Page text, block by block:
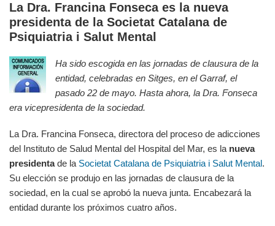
La Dra. Francina Fonseca es la nueva
presidenta de la Societat Catalana de
Psiquiatria i Salut Mental
Ha sido escogida en las jornadas de clausura de la
entidad, celebradas en Sitges, en el Garraf, el
pasado 22 de mayo. Hasta ahora, la Dra. Fonseca
era vicepresidenta de la sociedad.
La Dra. Francina Fonseca, directora del proceso de adicciones
del Instituto de Salud Mental del Hospital del Mar, es la nueva
presidentade la Societat Catalana de Psiquiatria i Salut Mental.
Su elección se produjo en las jornadas de clausura de la
sociedad, en la cual se aprobó la nueva junta. Encabezará la
entidad durante los próximos cuatro años.